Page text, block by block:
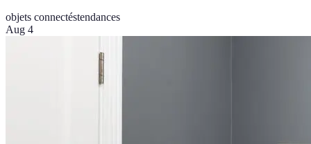
objets connectéstendances
Aug 4